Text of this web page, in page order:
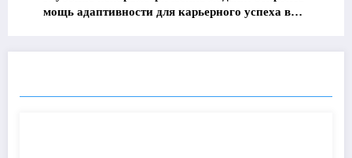
мощь адаптивности для карьерного успеха в